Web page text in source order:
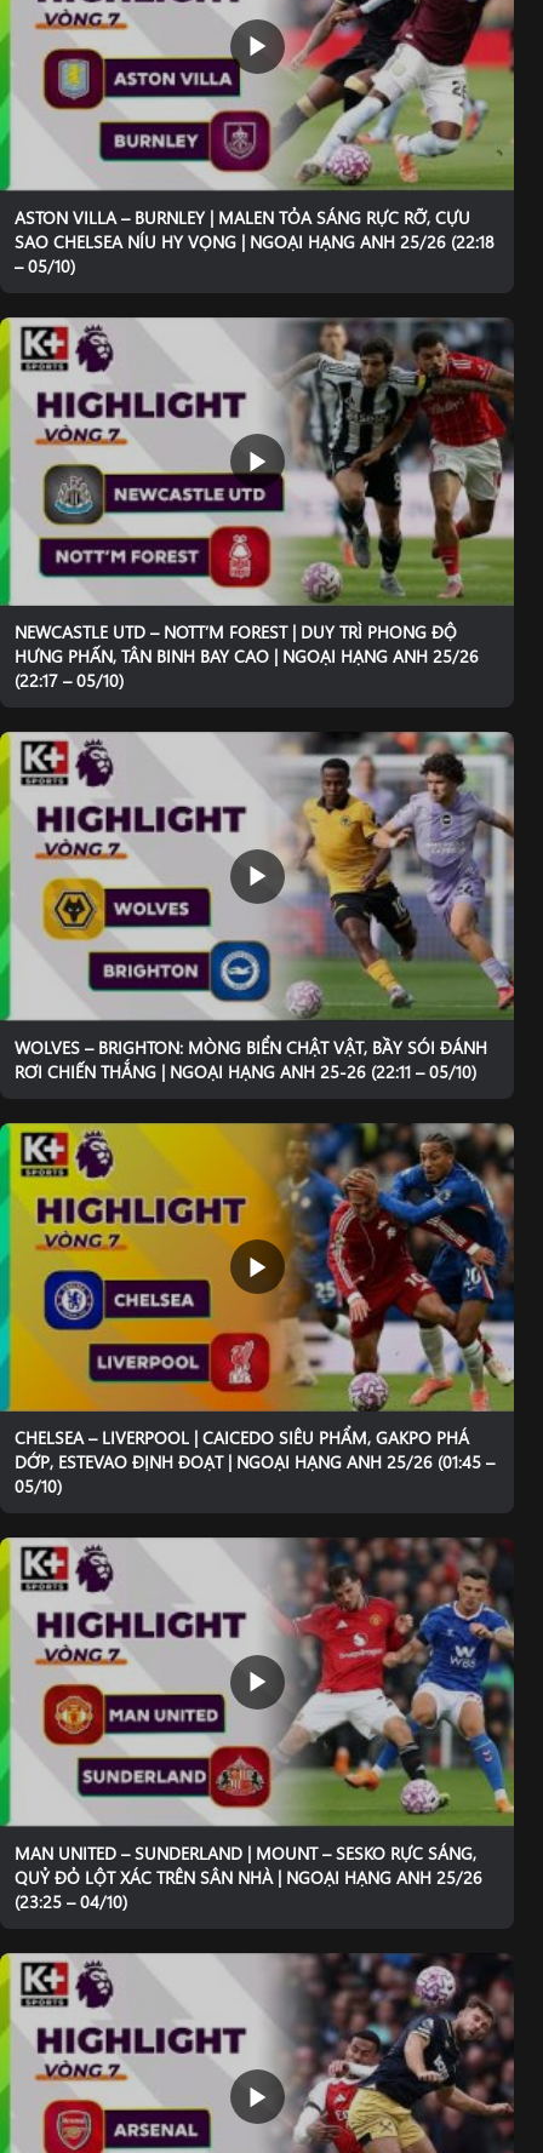
ASTON VILLA – BURNLEY | MALEN TỎA SÁNG RỰC RỠ, CỰU
SAO CHELSEA NÍU HY VỌNG | NGOẠI HẠNG ANH 25/26 (22:18
– 05/10)
NEWCASTLE UTD – NOTT’M FOREST | DUY TRÌ PHONG ĐỘ
HƯNG PHẤN, TÂN BINH BAY CAO | NGOẠI HẠNG ANH 25/26
(22:17 – 05/10)
WOLVES – BRIGHTON: MÒNG BIỂN CHẬT VẬT, BẦY SÓI ĐÁNH
RƠI CHIẾN THẮNG | NGOẠI HẠNG ANH 25-26 (22:11 – 05/10)
CHELSEA – LIVERPOOL | CAICEDO SIÊU PHẨM, GAKPO PHÁ
DỚP, ESTEVAO ĐỊNH ĐOẠT | NGOẠI HẠNG ANH 25/26 (01:45 –
05/10)
MAN UNITED – SUNDERLAND | MOUNT – SESKO RỰC SÁNG,
QUỶ ĐỎ LỘT XÁC TRÊN SÂN NHÀ | NGOẠI HẠNG ANH 25/26
(23:25 – 04/10)